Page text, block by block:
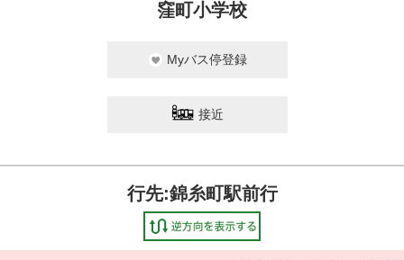
窪町小学校
Myバス停登録
接近
行先:錦糸町駅前行